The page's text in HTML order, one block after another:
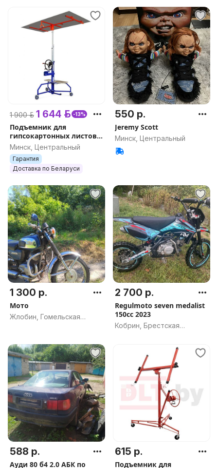
1 900 р. 1 644 р. -13%
Подъемник для
гипсокартонных листов
DLT PLAC 450 (он же EDMA
PLAC 450), арт.0153
Минск, Центральный
Гарантия
Доставка по Беларуси
550 р.
Jeremy Scott
Минск, Центральный
1 300 р.
Мото
Жлобин, Гомельская
2 700 р.
Regulmoto seven medalist
150cc 2023
Кобрин, Брестская
588 р.
Ауди 80 б4 2.0 АБК по
615 р.
Подъемник для